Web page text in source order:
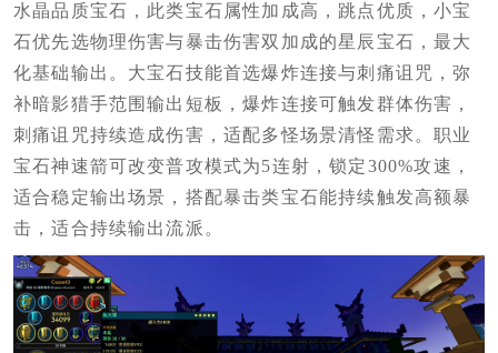
水晶品质宝石，此类宝石属性加成高，跳点优质，小宝
石优先选物理伤害与暴击伤害双加成的星辰宝石，最大
化基础输出。大宝石技能首选爆炸连接与刺痛诅咒，弥
补暗影猎手范围输出短板，爆炸连接可触发群体伤害，
刺痛诅咒持续造成伤害，适配多怪场景清怪需求。职业
宝石神速箭可改变普攻模式为5连射，锁定300%攻速，
适合稳定输出场景，搭配暴击类宝石能持续触发高额暴
击，适合持续输出流派。